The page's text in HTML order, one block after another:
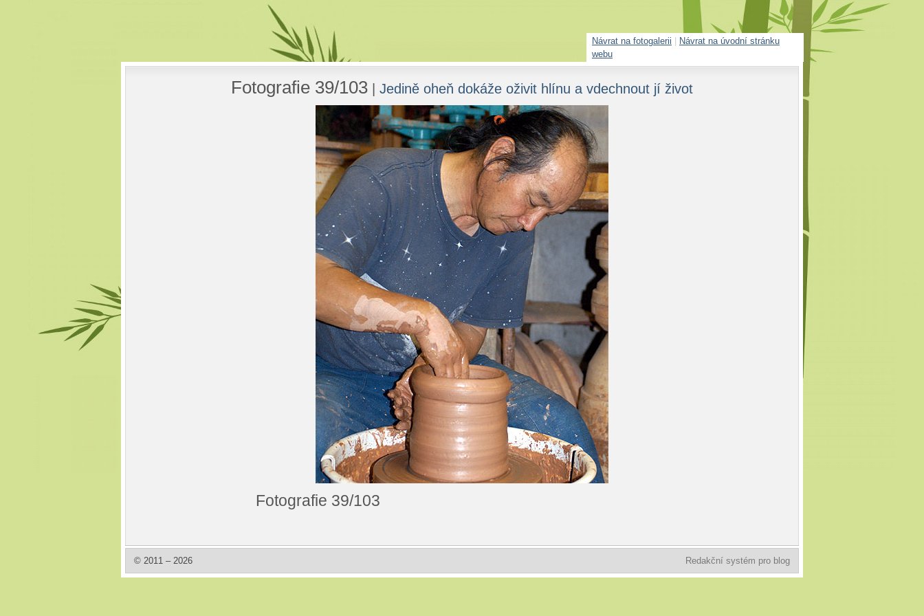
Návrat na fotogalerii
Návrat na úvodní stránku
webu
Fotografie 39/103 | Jedině oheň dokáže oživit hlínu a vdechnout jí život
Fotografie 39/103
© 2011 – 2026 Redakční systém pro blog